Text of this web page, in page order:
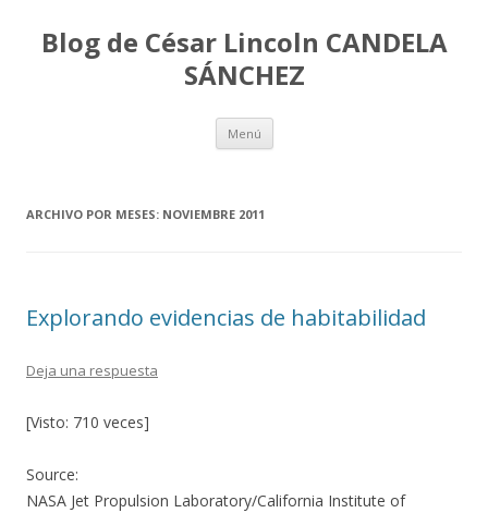
Blog de César Lincoln CANDELA
SÁNCHEZ
Menú Ir
contenido
ARCHIVO POR MESES: NOVIEMBRE 2011
Explorando evidencias de habitabilidad
Deja una respuesta
[Visto: 710 veces]
Source:
NASA Jet Propulsion Laboratory/California Institute of